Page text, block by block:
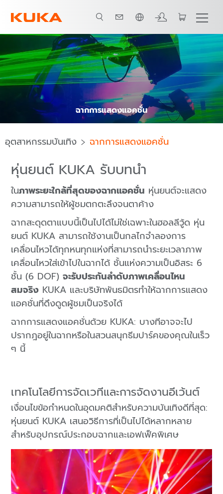
ภาษาไทย / Thai
ฉากการแสดงแอคชั่น
อุตสาหกรรมบันเทิง ฉากการแสดงแอคชั่น
หุ่นยนต์ KUKA รับบทนำ
ในภาพระยะใกล้ที่สุดของฉากแอคชั่น หุ่นยนต์จะแสดง
ความสามารถให้ผู้ชมตกตะลึงจนตาค้าง
ฉากสะดุดตาแบบนี้เป็นไปได้ไม่ใช่เฉพาะในฮอลลีวู้ด หุ่น
ยนต์ KUKA สามารถใช้งานเป็นกลไกจำลองการ
เคลื่อนไหวได้ทุกหนทุกแห่งที่สามารถนำระยะเวลาภาพ
เคลื่อนไหวใส่เข้าไปในฉากได้ ชั้นแห่งความเป็นอิสระ 6
ชั้น (6 DOF)จะรับประกันลำดับภาพเคลื่อนไหน
สมจริง KUKA และบริษัทพันธมิตรทำให้ฉากการแสดง
แอคชั่นที่ดึงดูดผู้ชมเป็นจริงได้
ฉากการแสดงแอคชั่นด้วย KUKA: บางทีอาจจะไป
ปรากฎอยู่ในฉากหรือในสวนสนุกธีมปาร์คของคุณในเร็ว
ๆ นี้
เทคโนโลยีการจัดเวทีและการจัดงานอีเว้นต์
เงื่อนไขข้อกำหนดในอุดมคติสำหรับความบันเทิงดีที่สุด:
หุ่นยนต์ KUKA เสนอวิธีการที่เป็นไปได้หลากหลาย
สำหรับอุปกรณ์ประกอบฉากและเอฟเฟ็คพิเศษ